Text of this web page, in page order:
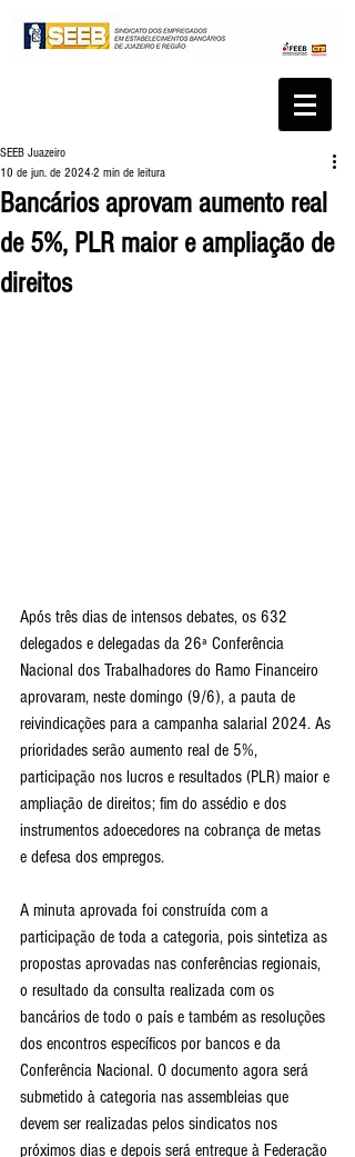
Bancários aprovam aumento real
de 5%, PLR maior e ampliação de
direitos
SEEB Juazeiro
10 de jun. de 2024 2 min de leitura
Após três dias de intensos debates, os 632
delegados e delegadas da 26ª Conferência
Nacional dos Trabalhadores do Ramo Financeiro
aprovaram, neste domingo (9/6), a pauta de
reivindicações para a campanha salarial 2024. As
prioridades serão aumento real de 5%,
participação nos lucros e resultados (PLR) maior e
ampliação de direitos; fim do assédio e dos
instrumentos adoecedores na cobrança de metas
e defesa dos empregos.
A minuta aprovada foi construída com a
participação de toda a categoria, pois sintetiza as
propostas aprovadas nas conferências regionais,
o resultado da consulta realizada com os
bancários de todo o país e também as resoluções
dos encontros específicos por bancos e da
Conferência Nacional. O documento agora será
submetido à categoria nas assembleias que
devem ser realizadas pelos sindicatos nos
próximos dias e depois será entregue à Federação